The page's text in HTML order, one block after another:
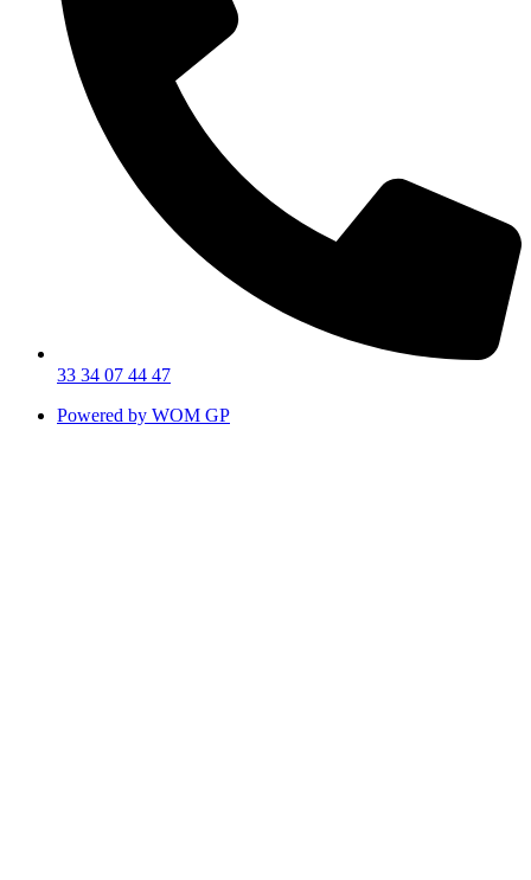
33 34 07 44 47
Powered by WOM GP